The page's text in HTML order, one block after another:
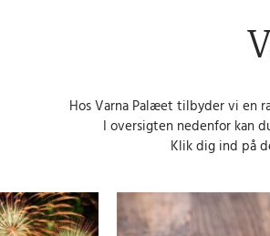
Hos Varna Palæet tilbyder vi en
I oversigten nedenfor kan
Klik dig ind på